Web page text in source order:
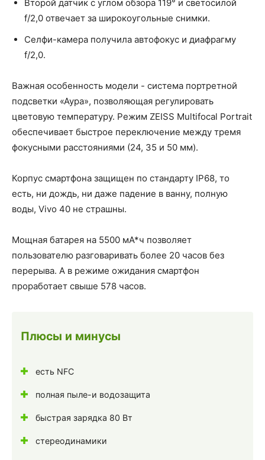
Второй датчик с углом обзора 119° и светосилой
f/2,0 отвечает за широкоугольные снимки.
Селфи-камера получила автофокус и диафрагму
f/2,0.
Важная особенность модели - система портретной
подсветки «Аура», позволяющая регулировать
цветовую температуру. Режим ZEISS Multifocal Portrait
обеспечивает быстрое переключение между тремя
фокусными расстояниями (24, 35 и 50 мм).
Корпус смартфона защищен по стандарту IP68, то
есть, ни дождь, ни даже падение в ванну, полную
воды, Vivo 40 не страшны.
Мощная батарея на 5500 мА*ч позволяет
пользователю разговаривать более 20 часов без
перерыва. А в режиме ожидания смартфон
проработает свыше 578 часов.
Плюсы и минусы
есть NFC
полная пыле-и водозащита
быстрая зарядка 80 Вт
стереодинамики